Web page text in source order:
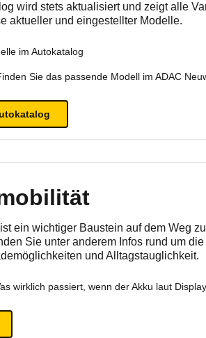
wird stets aktualisiert und zeigt alle
aktueller und eingestellter Modelle.
im Autokatalog
Sie das passende Modell im ADAC
ein wichtiger Baustein auf dem Weg
Sie unter anderem Infos rund um
und Alltagstauglichkeit.
wirklich passiert, wenn der Akku laut